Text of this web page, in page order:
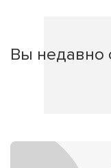
Вы недавно